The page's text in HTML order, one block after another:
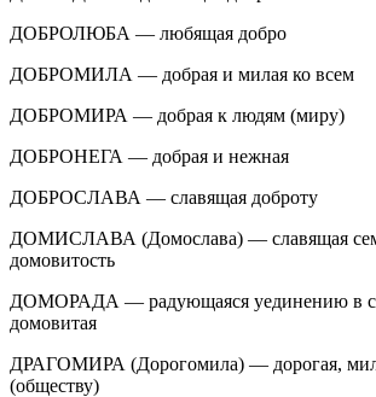
ДОБРОЛЮБА — любящая добро
ДОБРОМИЛА — добрая и милая ко всем
ДОБРОМИРА — добрая к людям (миру)
ДОБРОНЕГА — добрая и нежная
ДОБРОСЛАВА — славящая доброту
ДОМИСЛАВА (Домослава) — славящая
домовитость
ДОМОРАДА — радующаяся уединению в
домовитая
ДРАГОМИРА (Дорогомила) — дорогая,
(обществу)